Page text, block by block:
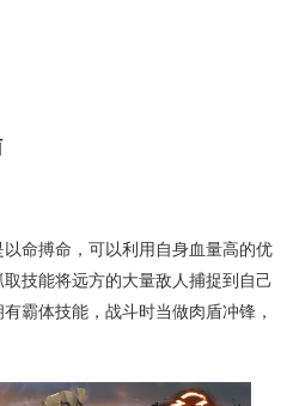
命搏命，可以利用自身血量高的优
技能将远方的大量敌人捕捉到自己
霸体技能，战斗时当做肉盾冲锋，